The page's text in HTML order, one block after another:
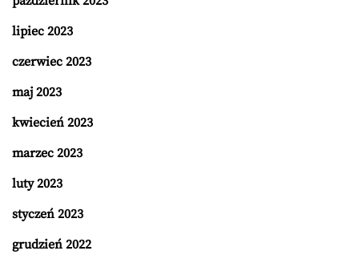
lipiec 2023
czerwiec 2023
maj 2023
kwiecień 2023
marzec 2023
luty 2023
styczeń 2023
grudzień 2022